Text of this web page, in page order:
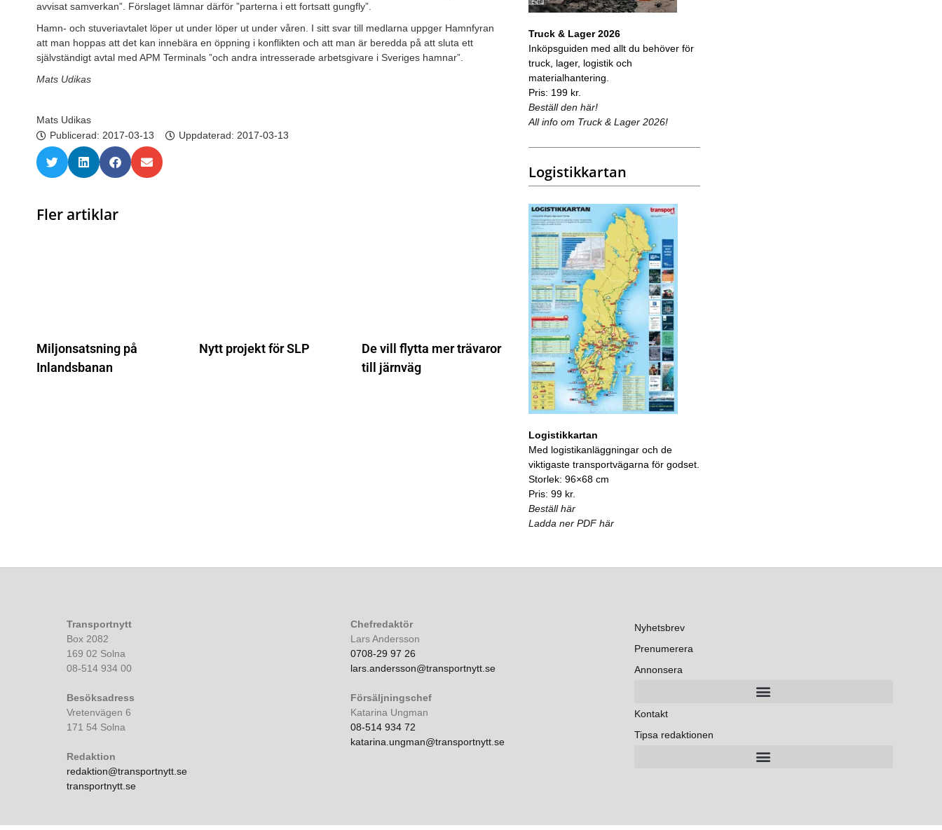
avvisat samverkan”. Förslaget lämnar därför ”parterna i ett fortsatt gungfly”.
Hamn- och stuveriavtalet löper ut under löper ut under våren. I sitt svar till medlarna uppger Hamnfyran
att man hoppas att det kan innebära en öppning i konflikten och att man är beredda på att sluta ett
självständigt avtal med APM Terminals ”och andra intresserade arbetsgivare i Sveriges hamnar”.
Mats Udikas
Mats Udikas
Publicerad: 2017-03-13 Uppdaterad: 2017-03-13
Fler artiklar
Miljonsatsning på
Inlandsbanan
Nytt projekt för SLP
De vill flytta mer trävaror
till järnväg
Truck & Lager 2026
Inköpsguiden med allt du behöver för
truck, lager, logistik och
materialhantering.
Pris: 199 kr.
Beställ den här!
All info om Truck & Lager 2026!
Logistikkartan
Logistikkartan
Med logistikanläggningar och de
viktigaste transportvägarna för godset.
Storlek: 96×68 cm
Pris: 99 kr.
Beställ här
Ladda ner PDF här
Transportnytt
Box 2082
169 02 Solna
08-514 934 00
Besöksadress
Vretenvägen 6
171 54 Solna
Redaktion
redaktion@transportnytt.se
transportnytt.se
Chefredaktör
Lars Andersson
0708-29 97 26
lars.andersson@transportnytt.se
Försäljningschef
Katarina Ungman
08-514 934 72
katarina.ungman@transportnytt.se
Nyhetsbrev
Prenumerera
Annonsera
Kontakt
Tipsa redaktionen